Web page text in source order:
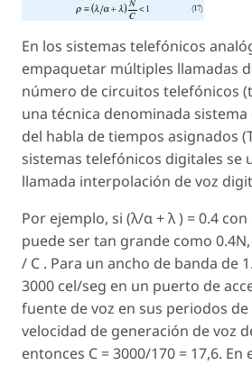
En los sistemas telefónicos
empaquetar múltiples llamadas
número de circuitos telefónicos
una técnica denominada
del habla de tiempos asignados
sistemas telefónicos digitales se
llamada interpolación de voz
Por ejemplo, si (λ/α + λ ) = 0.4 con
puede ser tan grande como
/ C . Para un ancho de banda de
3000 cel/seg en un puerto de
fuente de voz en sus periodos
velocidad de generación de voz
entonces C = 3000/170 = 17,6. En